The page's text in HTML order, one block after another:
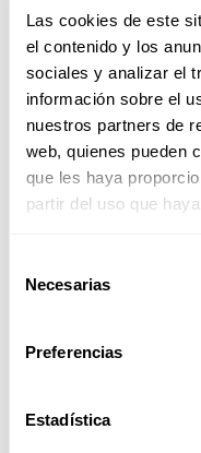
Las cookies de este
el contenido y los
sociales y analizar el
información sobre el
nuestros partners de
web, quienes pueden
que les haya
partir del uso que
Necesarias
Preferencias
Estadística
Tissus et
Les robes de mariée
des applications qui
magnifiques et
coupe sirène, ajustées
Barcelona, Aire Boho,
mais également des
qui offrent un tombé